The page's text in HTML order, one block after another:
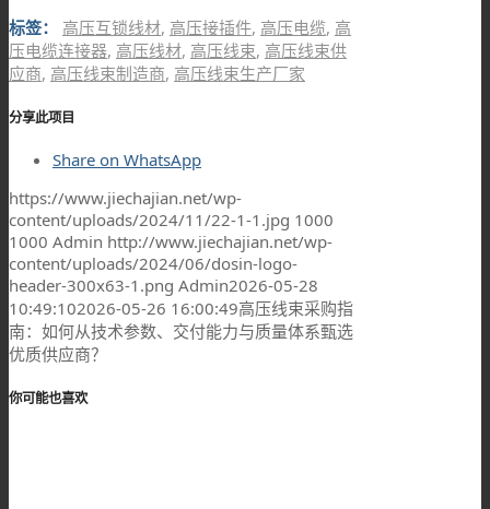
标签：
高压互锁线材, 高压接插件, 高压电缆, 高
压电缆连接器, 高压线材, 高压线束, 高压线束供
应商, 高压线束制造商, 高压线束生产厂家
分享此项目
Share on WhatsApp
https://www.jiechajian.net/wp-
content/uploads/2024/11/22-1-1.jpg 1000
1000 Admin http://www.jiechajian.net/wp-
content/uploads/2024/06/dosin-logo-
header-300x63-1.png Admin2026-05-28
10:49:102026-05-26 16:00:49高压线束采购指
南：如何从技术参数、交付能力与质量体系甄选
优质供应商？
你可能也喜欢